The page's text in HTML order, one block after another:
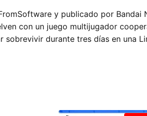
y publicado por Bandai
con un juego multijugador
durante tres días en una